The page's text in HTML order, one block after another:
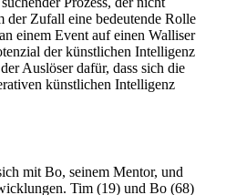
der Zufall eine bedeutende Rolle
einem Event auf einen Walliser
der künstlichen Intelligenz
Auslöser dafür, dass sich die
künstlichen Intelligenz
mit Bo, seinem Mentor, und
Tim (19) und Bo (68)